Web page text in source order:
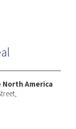
North America